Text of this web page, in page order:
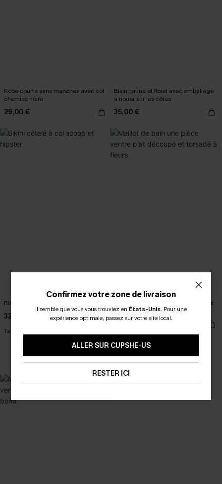
Robe courte sans manches avec col
chemise noire
29,00 €
Bikini jaune et floral avec emballage
à nouer sur les côtés
35,00 €
Bikini côtelé à col scoop et hipster
32,00 €
Taille haute
Maillot de bain une pièce ventre plat
découpé et torsadé à fleurs
Ventre plat
Confirmez votre zone de livraison
Il semble que vous vous trouviez en États-Unis. Pour une
expérience optimale, passez sur votre site local.
ALLER SUR CUPSHE-US
RESTER ICI